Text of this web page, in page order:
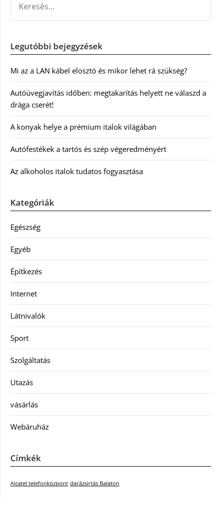
Legutóbbi bejegyzések
Mi az a LAN kábel elosztó és mikor lehet rá szükség?
Autóüvegjavítás időben: megtakarítás helyett ne válaszd a
drága cserét!
A konyak helye a prémium italok világában
Autófestékek a tartós és szép végeredményért
Az alkoholos italok tudatos fogyasztása
Kategóriák
Egészség
Egyéb
Építkezés
Internet
Látnivalók
Sport
Szolgáltatás
Utazás
vásárlás
Webáruház
Címkék
Alcatel telefonközpont darázsirtás Balaton